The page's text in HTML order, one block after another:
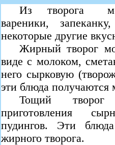
Из творога
вареники,
некоторые другие
Жирный творог
виде с молоком,
него сырковую
эти блюда
Тощий творог
приготовления
пудингов. Эти
жирного творога.